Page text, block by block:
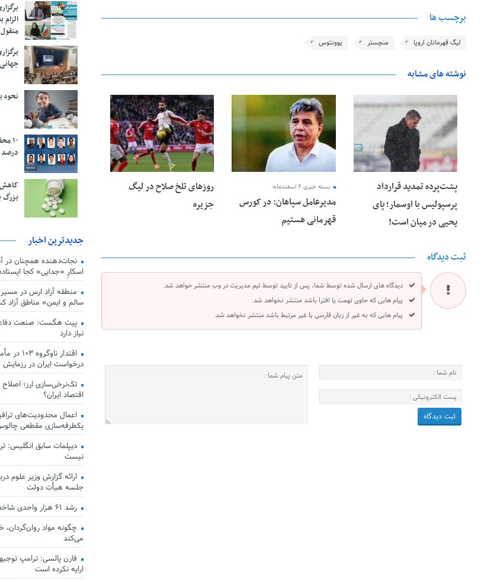
برچسب ها
لیگ قهرمانان اروپا منچستر یوونتوس
نوشته های مشابه
پشت‌پرده تمدید قرارداد
پرسپولیس با اوسمار؛ پای
یحیی در میان است!
24 فوریه 2026
بسته خبری ۴ اسفندماه؛
مدیرعامل سپاهان: در کورس
قهرمانی هستیم
23 فوریه 2026
روزهای تلخ صلاح در لیگ
جزیره
ثبت دیدگاه
دیدگاه های ارسال شده توسط شما، پس از تایید توسط تیم مدیریت در وب منتشر خواهد شد.
پیام هایی که حاوی تهمت یا افترا باشد منتشر نخواهد شد.
پیام هایی که به غیر از زبان فارسی یا غیر مرتبط باشد منتشر نخواهد شد.
منقول
نحوه
درصد
بزرگ
جدیدترین اخبار
اسکارِ «جدایی» کجا
منطقه آزاد ارس در
سالم و ایمن» مناطق آزاد
پیت هگست: صنعت
نیاز دارد
درخواست ایران در
تک‌نرخی‌سازی ارز؛
اقتصاد ایران؟
اعمال محدودیت‌های
یکطرفه‌سازی مقطعی
دیپلمات سابق انگلیس:‌
نیست
ارائه گزارش وزیر علوم
جلسه هیأت دولت
رشد ۶۱ هزار واحدی شاخص بورس
چگونه مواد روان‌گردان،
می‌کند
فارن پالسی: ترامپ
ارایه نکرده است